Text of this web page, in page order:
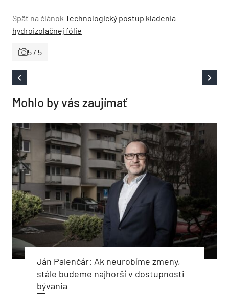
Späť na článok Technologický postup kladenia
hydroizolačnej fólie
5 / 5
Mohlo by vás zaujímať
Ján Palenčár: Ak neurobíme zmeny,
stále budeme najhorší v dostupnosti
bývania